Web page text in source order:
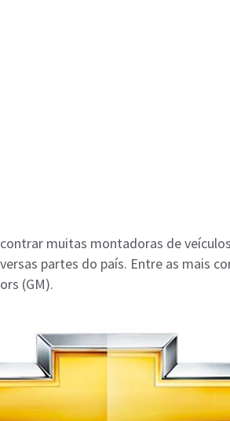
muitas montadoras de
partes do país. Entre as mais
(GM).